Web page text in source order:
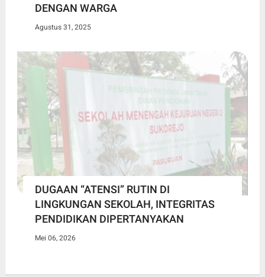
DENGAN WARGA
Agustus 31, 2025
DUGAAN “ATENSI” RUTIN DI
LINGKUNGAN SEKOLAH, INTEGRITAS
PENDIDIKAN DIPERTANYAKAN
Mei 06, 2026